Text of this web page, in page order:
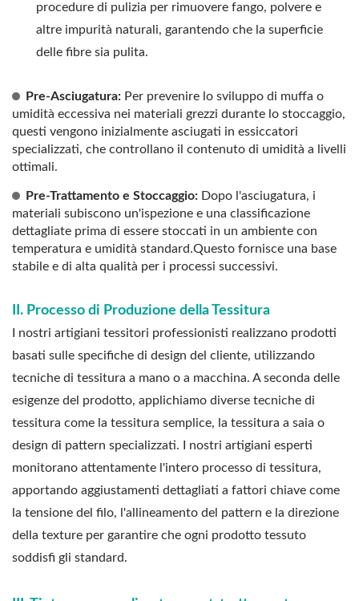
procedure di pulizia per rimuovere fango, polvere e
altre impurità naturali, garantendo che la superficie
delle fibre sia pulita.
Pre-Asciugatura: Per prevenire lo sviluppo di muffa o
umidità eccessiva nei materiali grezzi durante lo stoccaggio,
questi vengono inizialmente asciugati in essiccatori
specializzati, che controllano il contenuto di umidità a livelli
ottimali.
Pre-Trattamento e Stoccaggio: Dopo l'asciugatura, i
materiali subiscono un'ispezione e una classificazione
dettagliate prima di essere stoccati in un ambiente con
temperatura e umidità standard.Questo fornisce una base
stabile e di alta qualità per i processi successivi.
II. Processo di Produzione della Tessitura
I nostri artigiani tessitori professionisti realizzano prodotti
basati sulle specifiche di design del cliente, utilizzando
tecniche di tessitura a mano o a macchina. A seconda delle
esigenze del prodotto, applichiamo diverse tecniche di
tessitura come la tessitura semplice, la tessitura a saia o
design di pattern specializzati. I nostri artigiani esperti
monitorano attentamente l'intero processo di tessitura,
apportando aggiustamenti dettagliati a fattori chiave come
la tensione del filo, l'allineamento del pattern e la direzione
della texture per garantire che ogni prodotto tessuto
soddisfi gli standard.